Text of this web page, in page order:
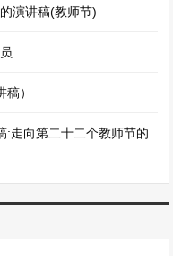
演讲稿(教师节)
）
:走向第二十二个教师节的